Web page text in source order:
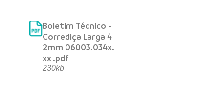
Boletim Técnico -
Corrediça Larga 4
2mm 06003.034x.
xx .pdf
230kb